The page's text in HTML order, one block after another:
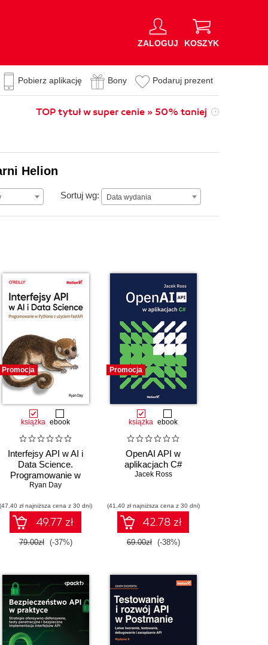
ZALOGUJ KOSZYK
Pobierz aplikację Bony Podaruj prezent
TOP tytuł w super cenie » 50% taniej
Helion
Sortuj wg: Data wydania
Data wydania
Promocja
książka ebook
Interfejsy API w AI i
Data Science.
Programowanie w
Pythonie z użyciem
Ryan Day
(47,40 zł najniższa cena z 30 dni)
49.77 zł
79.00zł (-37%)
Promocja
książka ebook
OpenAI API w
aplikacjach C#
Jacek Ross
(41,40 zł najniższa cena z 30 dni)
42.78 zł
69.00zł (-38%)